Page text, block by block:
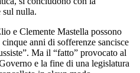
sul nulla.
e Clemente Mastella possono
anni di sofferenze sancisce
Ma il “fatto” provocato al
e la fine di una legislatura